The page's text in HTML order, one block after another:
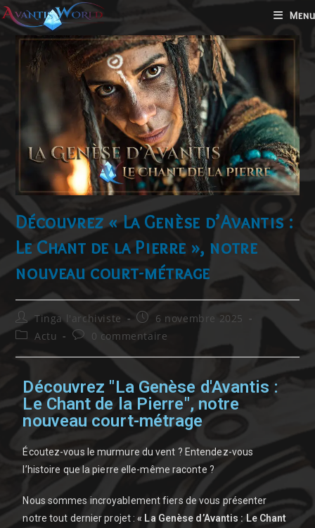
Menu
Découvrez « La Genèse d’Avantis :
Le Chant de la Pierre », notre
nouveau court-métrage​
Tinga l'archiviste
6 novembre 2025
Actu
0 commentaire
Découvrez "La Genèse d'Avantis :
Le Chant de la Pierre", notre
nouveau court-métrage
Écoutez-vous le murmure du vent ? Entendez-vous
l’histoire que la pierre elle-même raconte ?
Nous sommes incroyablement fiers de vous présenter
notre tout dernier projet :« La Genèse d’Avantis : Le Chant